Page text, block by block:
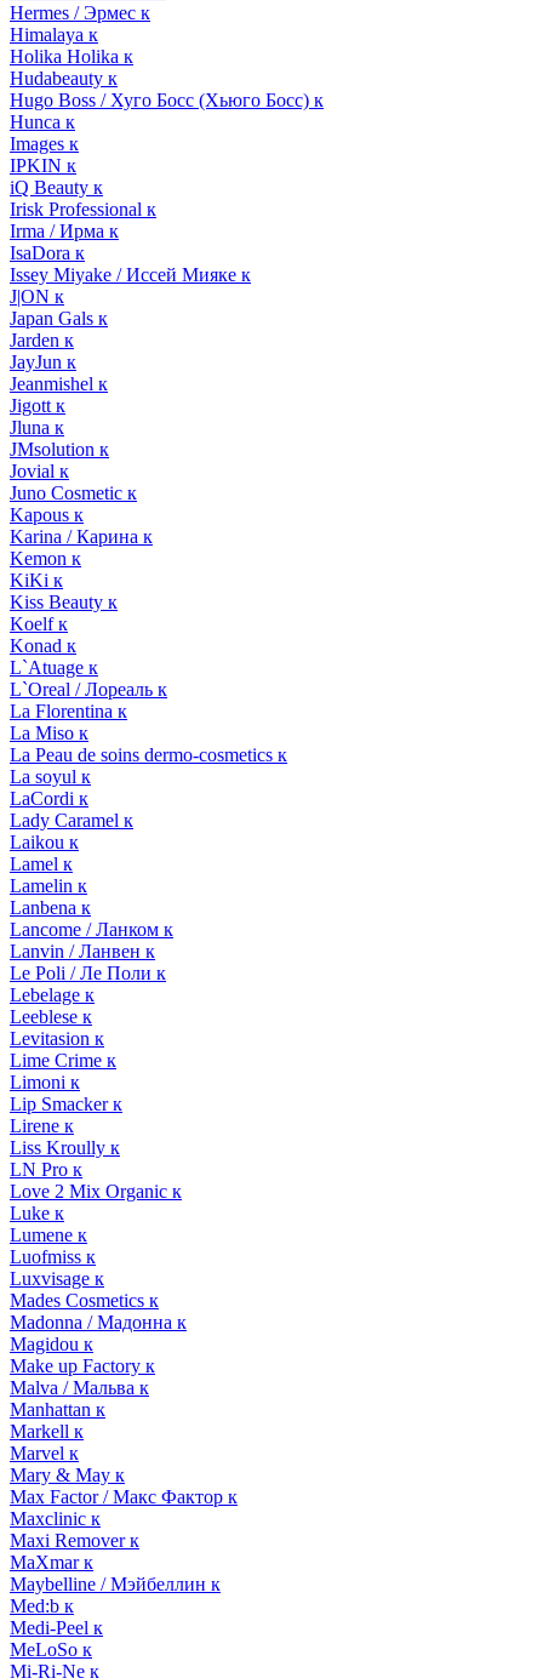
Hermes / Эрмес к
Himalaya к
Holika Holika к
Hudabeauty к
Hugo Boss / Хуго Босс (Хьюго Босс) к
Hunca к
Images к
IPKIN к
iQ Beauty к
Irisk Professional к
Irma / Ирма к
IsaDora к
Issey Miyake / Иссей Мияке к
J|ON к
Japan Gals к
Jarden к
JayJun к
Jeanmishel к
Jigott к
Jluna к
JMsolution к
Jovial к
Juno Cosmetic к
Kapous к
Karina / Карина к
Kemon к
KiKi к
Kiss Beauty к
Koelf к
Konad к
L`Atuage к
L`Oreal / Лореаль к
La Florentina к
La Miso к
La Peau de soins dermo-cosmetics к
La soyul к
LaCordi к
Lady Caramel к
Laikou к
Lamel к
Lamelin к
Lanbena к
Lancome / Ланком к
Lanvin / Ланвен к
Le Poli / Ле Поли к
Lebelage к
Leeblese к
Levitasion к
Lime Crime к
Limoni к
Lip Smacker к
Lirene к
Liss Kroully к
LN Pro к
Love 2 Mix Organic к
Luke к
Lumene к
Luofmiss к
Luxvisage к
Mades Cosmetics к
Madonna / Мадонна к
Magidou к
Make up Factory к
Malva / Мальва к
Manhattan к
Markell к
Marvel к
Mary & May к
Max Factor / Макс Фактор к
Maxclinic к
Maxi Remover к
MaXmar к
Maybelline / Мэйбеллин к
Med:b к
Medi-Peel к
MeLoSo к
Mi-Ri-Ne к